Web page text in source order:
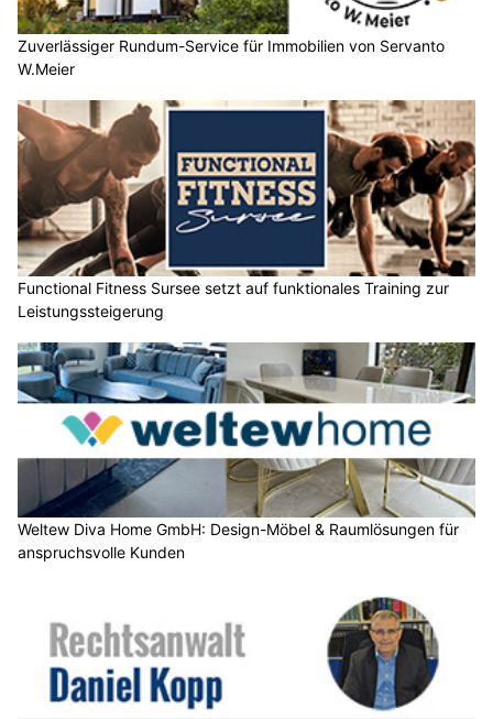
Zuverlässiger Rundum-Service für Immobilien von Servanto
W.Meier
Functional Fitness Sursee setzt auf funktionales Training zur
Leistungssteigerung
Weltew Diva Home GmbH: Design-Möbel & Raumlösungen für
anspruchsvolle Kunden